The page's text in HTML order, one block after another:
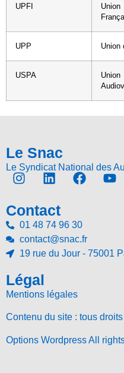
UPFI
UPP Union
USPA
Le Snac
Le Syndicat National des
Contact
01 48 74 96 30
contact@snac.fr
19 rue du Jour - 75001
Légal
Mentions légales
Contenu du site : tous
Options Wordpress All